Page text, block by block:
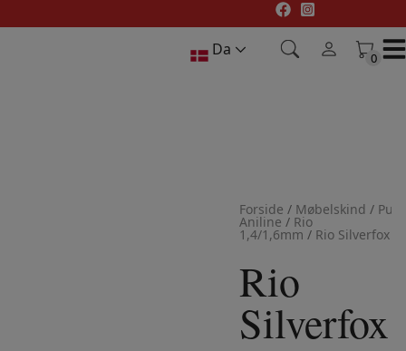
til
Da 0
0
Forside / Møbelskind / Pure
Aniline / Rio
1,4/1,6mm / Rio Silverfox
Rio
Silverfox